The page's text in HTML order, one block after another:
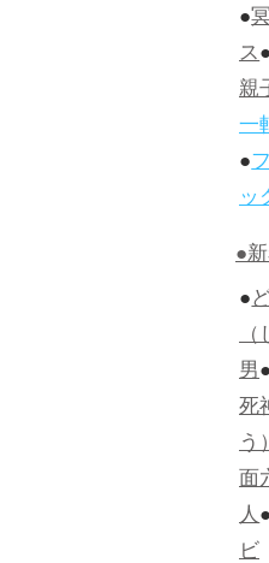
●
ス
親
一
●
ッ
●
●
（
男
死
う
面
人
ビ